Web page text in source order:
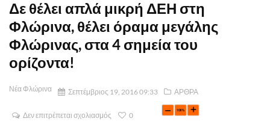
Δε θέλει απλά μικρή ΔΕΗ στη
Φλώρινα, θέλει όραμα μεγάλης
Φλώρινας, στα 4 σημεία του
ορίζοντα!
Νέα Φλώρινα Σεπτέμβριος 19, 2016 09:33 ΑΡΘΡΑ
Δεν επιτρέπεται σχολιασμός 0